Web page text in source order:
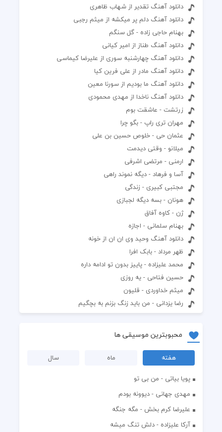
دانلود آهنگ تقدیر از شهاب ظاهری
دانلود آهنگ دلم پر میکشه از میثم رجبی
بهنام حاجی زاده - گل سنگم
دانلود آهنگ طناز از امیر کیانی
دانلود آهنگ چهارشنبه سوری از علیرضا کیماسی
دانلود آهنگ مادر از علی فرین کیا
دانلود آهنگ ما بودیم از سورنا معین
دانلود آهنگ ناخدا از مهدی محمودی
زرتشت - عاشقت بوم
مهران تری راپ - بگو چرا
عثمان حی - خلوص حسین بن علی
میلانو - وقتی دیدمت
ارمنی - مرتضی اشرفی
آسا و فرهاد - دیگه نموند راهی
مجتبی کبیری - زندگی
هونان - بسه دیگه لجبازی
ژن - کاوه آفاق
بهنام سلمانی - اجازه
دانلود آهنگ وحید وی ان ان از خونه
ظهر مرداد - بابک افرا
محمد علیزاده - پاییز بدون تو ادامه داره
حسین فتاحی - یه روزی
میثم خداوردی - قلیون
رضا یزدانی - من باید زنگ بزنم به بچگیم
محبوبترین موسیقی ها
هفته ماه
سال
پویا بیاتی - من بی تو
مهدی جهانی - دیوونه بودم
علیرضا کرم بخش - مگه جنگه
آرکا علیزاده - دلش تنگ میشه